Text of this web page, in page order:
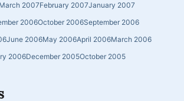
March 2007February 2007January 2007
2006October 2006September 2006
June 2006May 2006April 2006March 2006
2006December 2005October 2005